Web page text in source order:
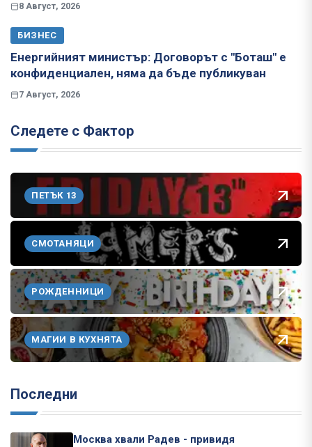
8 Август, 2026
БИЗНЕС
Енергийният министър: Договорът с "Боташ" е
конфиденциален, няма да бъде публикуван
7 Август, 2026
Следете с Фактор
ПЕТЪК 13
СМОТАНЯЦИ
РОЖДЕННИЦИ
МАГИИ В КУХНЯТА
Последни
Москва хвали Радев - привидя